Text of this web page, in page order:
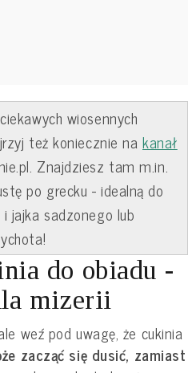
wiosennych
też koniecznie na kanał
Znajdziesz tam m.in.
po grecku - idealną do
jajka sadzonego lub
do obiadu -
mizerii
weź pod uwagę, że cukinia
zacząć się dusić, zamiast